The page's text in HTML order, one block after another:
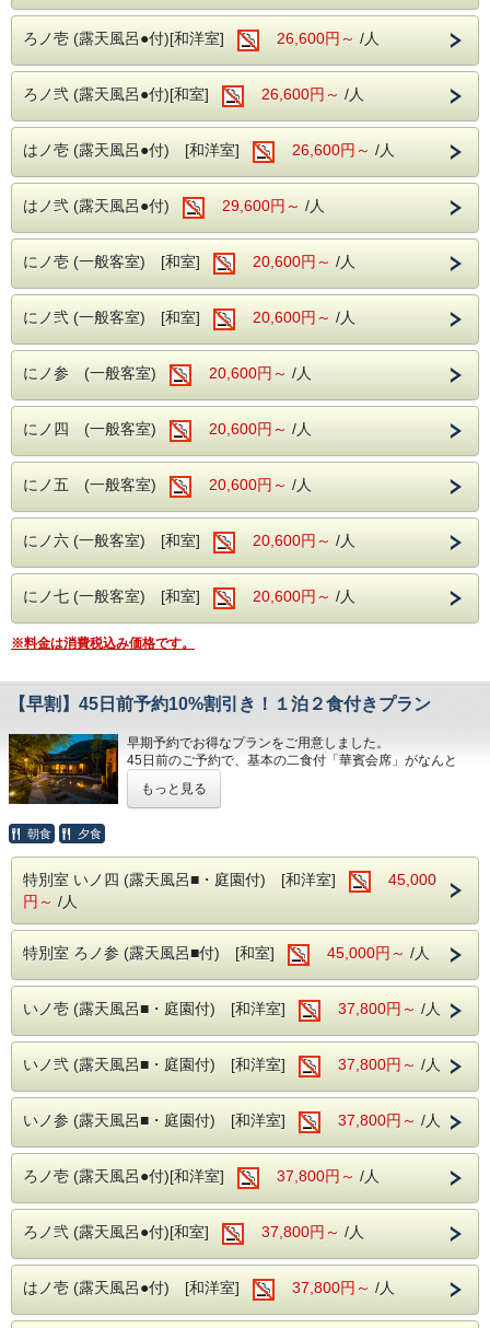
・お肌蘇る国内屈指の極上『美肌の湯』昼神温泉。
・ナトリウムイオンでしっかり保湿。
・夜はロビー併設のナイトバーでお酒や珈琲、
アイスクリームやソフトドリンクを無料で楽しめます。
※セルフ形式にて19時～22時まで利用可
・館内衛生対策もしっかりと。
昼神温泉の特徴である単純硫黄温泉(低張性アルカリ性高温
泉)を思う存分堪能していただき、
南信州の四季を感じられる山川の幸をご満喫ください。
ろノ壱 (露天風呂●付)[和洋室] 26,600円～ /人
ろノ弐 (露天風呂●付)[和室] 26,600円～ /人
はノ壱 (露天風呂●付) [和洋室] 26,600円～ /人
はノ弐 (露天風呂●付) 29,600円～ /人
にノ壱 (一般客室) [和室] 20,600円～ /人
にノ弐 (一般客室) [和室] 20,600円～ /人
にノ参 (一般客室) 20,600円～ /人
にノ四 (一般客室) 20,600円～ /人
にノ五 (一般客室) 20,600円～ /人
にノ六 (一般客室) [和室] 20,600円～ /人
にノ七 (一般客室) [和室] 20,600円～ /人
※料金は消費税込み価格です。
【早割】45日前予約10%割引き！１泊２食付きプラン
早期予約でお得なプランをご用意しました。
45日前のご予約で、基本の二食付「華賓会席」がなんと
お食事の内容は通常のプランと変わりありません。
玄竹が厳選した季節のお土産もプレゼント♪
本プランは特別なプランとなります。
通常のキャンセル料は5日前から発生いたしますが、
このプランでは14日前よりキャンセル料をご負担いただき
ますことを
ご了承ください。キャンセル料はご予約料金の20%となり
ます。
■玄竹の湯
・お肌蘇る国内屈指の極上『美肌の湯』昼神温泉。
・強アルカリ性泉質で素肌を磨き滑らか。
・ナトリウムイオンでしっかり保湿。
※加温循環式を使用しております。
■玄竹での滞在を満喫
・夜はロビー併設のナイトバーでお酒や珈琲、
アイスクリームやソフトドリンクを無料で楽しめます。
※セルフ形式にて19時～22時まで利用可
・館内衛生対策もしっかりと。
もっと見る
朝食 夕食
特別室 いノ四 (露天風呂■・庭園付) [和洋室]
45,000
円～ /人
特別室 ろノ参 (露天風呂■付) [和室] 45,000円～ /人
いノ壱 (露天風呂■・庭園付) [和洋室] 37,800円～ /人
いノ弐 (露天風呂■・庭園付) [和洋室] 37,800円～ /人
いノ参 (露天風呂■・庭園付) [和洋室] 37,800円～ /人
ろノ壱 (露天風呂●付)[和洋室] 37,800円～ /人
ろノ弐 (露天風呂●付)[和室] 37,800円～ /人
はノ壱 (露天風呂●付) [和洋室] 37,800円～ /人